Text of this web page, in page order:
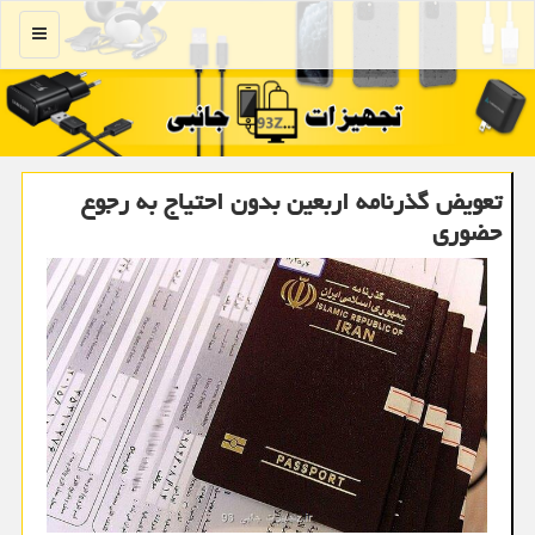
منو
تعویض گذرنامه اربعین بدون احتیاج به رجوع
حضوری